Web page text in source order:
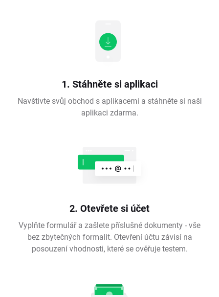
1. Stáhněte si aplikaci
Navštivte svůj obchod s aplikacemi a stáhněte si naši
aplikaci zdarma.
2. Otevřete si účet
Vyplňte formulář a zašlete příslušné dokumenty - vše
bez zbytečných formalit. Otevření účtu závisí na
posouzení vhodnosti, které se ověřuje testem.